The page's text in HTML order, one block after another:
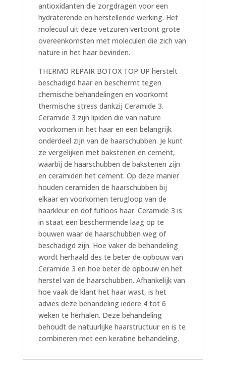
antioxidanten die zorgdragen voor een
hydraterende en herstellende werking. Het
molecuul uit deze vetzuren vertoont grote
overeenkomsten met moleculen die zich van
nature in het haar bevinden.
THERMO REPAIR BOTOX TOP UP herstelt
beschadigd haar en beschermt tegen
chemische behandelingen en voorkomt
thermische stress dankzij Ceramide 3.
Ceramide 3 zijn lipiden die van nature
voorkomen in het haar en een belangrijk
onderdeel zijn van de haarschubben. Je kunt
ze vergelijken met bakstenen en cement,
waarbij de haarschubben de bakstenen zijn
en ceramiden het cement. Op deze manier
houden ceramiden de haarschubben bij
elkaar en voorkomen terugloop van de
haarkleur en dof futloos haar. Ceramide 3 is
in staat een beschermende laag op te
bouwen waar de haarschubben weg of
beschadigd zijn. Hoe vaker de behandeling
wordt herhaald des te beter de opbouw van
Ceramide 3 en hoe beter de opbouw en het
herstel van de haarschubben. Afhankelijk van
hoe vaak de klant het haar wast, is het
advies deze behandeling iedere 4 tot 6
weken te herhalen. Deze behandeling
behoudt de natuurlijke haarstructuur en is te
combineren met een keratine behandeling.